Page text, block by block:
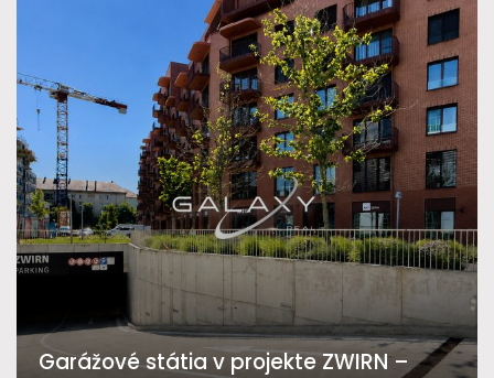
Garážové státia v projekte ZWIRN –